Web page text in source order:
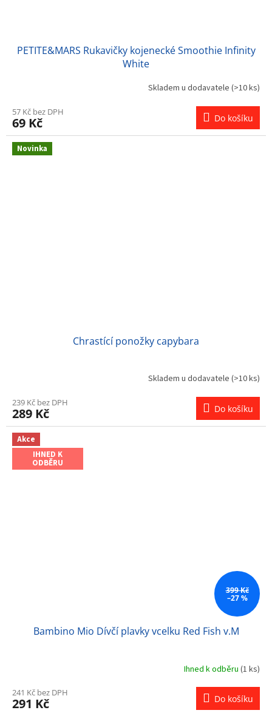
PETITE&MARS Rukavičky kojenecké Smoothie Infinity
White
Skladem u dodavatele (>10 ks)
57 Kč bez DPH
69 Kč Do košíku
Novinka
Chrastící ponožky capybara
Skladem u dodavatele (>10 ks)
239 Kč bez DPH
289 Kč Do košíku
Akce
IHNED K
ODBĚRU
399 Kč
–27 %
Bambino Mio Dívčí plavky vcelku Red Fish v.M
Ihned k odběru (1 ks)
241 Kč bez DPH
291 Kč Do košíku